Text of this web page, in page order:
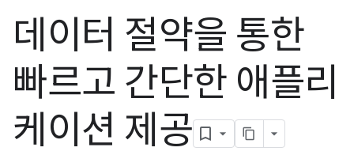
데이터 절약을 통한
빠르고 간단한 애플리
케이션 제공